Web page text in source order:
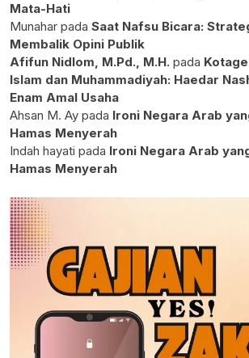
Mata-Hati
Munahar pada Saat Nafsu Bicara:
Membalik Opini Publik
Afifun Nidlom, M.Pd., M.H. pada
Islam dan Muhammadiyah: Haedar
Enam Amal Usaha
Ahsan M. Ay pada Ironi Negara Arab
Hamas Menyerah
Indah hayati pada Ironi Negara Arab
Hamas Menyerah